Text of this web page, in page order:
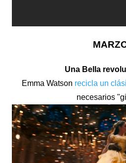
Una Bella
Emma Watson recicla un
necesarios